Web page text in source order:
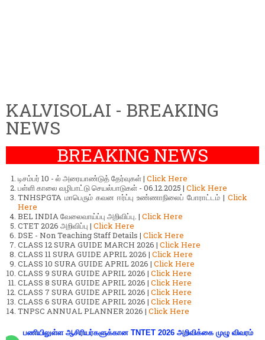
KALVISOLAI - BREAKING
NEWS
BREAKING NEWS
டிசம்பர் 10 - ல் அரையாண்டுத் தேர்வுகள் | Click Here
பள்ளி காலை வழிபாட்டு செயல்பாடுகள் - 06.12.2025 | Click Here
TNHSPGTA மாபெரும் கவன ஈர்ப்பு உண்ணாநிலைப் போராட்டம் | Click
Here
BEL INDIA வேலைவாய்ப்பு அறிவிப்பு. | Click Here
CTET 2026 அறிவிப்பு | Click Here
DSE - Non Teaching Staff Details | Click Here
CLASS 12 SURA GUIDE MARCH 2026 | Click Here
CLASS 11 SURA GUIDE APRIL 2026 | Click Here
CLASS 10 SURA GUIDE APRIL 2026 | Click Here
CLASS 9 SURA GUIDE APRIL 2026 | Click Here
CLASS 8 SURA GUIDE APRIL 2026 | Click Here
CLASS 7 SURA GUIDE APRIL 2026 | Click Here
CLASS 6 SURA GUIDE APRIL 2026 | Click Here
TNPSC ANNUAL PLANNER 2026 | Click Here
பணியிலுள்ள ஆசிரியர்களுக்கான TNTET 2026 அறிவிக்கை முழு விவரம்